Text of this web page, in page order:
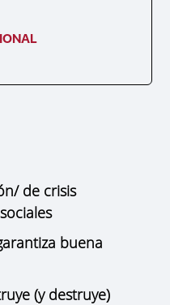
de crisis
buena
(y destruye)